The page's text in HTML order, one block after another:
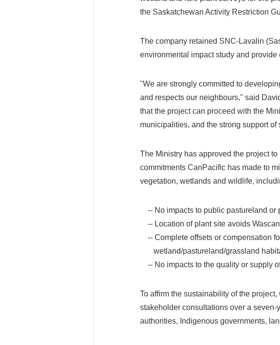
the Saskatchewan Activity Restriction
The company retained SNC-Lavalin
environmental impact study and
"We are strongly committed to
and respects our neighbours," said
that the project can proceed with the
municipalities, and the strong support
The Ministry has approved the project
commitments CanPacific has made to
vegetation, wetlands and wildlife,
-- No impacts to public pastureland or
-- Location of plant site avoids
-- Complete offsets or compensation
wetland/pastureland/grassland
-- No impacts to the quality or supply
To affirm the sustainability of the
stakeholder consultations over a
authorities, Indigenous governments,